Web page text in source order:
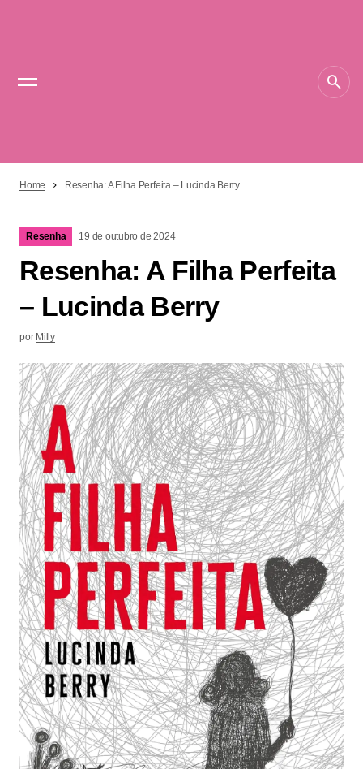
Home Resenha: A Filha Perfeita – Lucinda Berry
Resenha 19 de outubro de 2024
Resenha: A Filha Perfeita
– Lucinda Berry
por Milly